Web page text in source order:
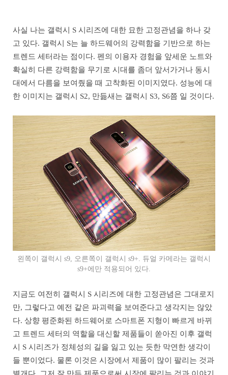
사실 나는 갤럭시 S 시리즈에 대한 묘한 고정관념을 하나 갖
고 있다. 갤럭시 S는 늘 하드웨어의 강력함을 기반으로 하는
트렌드 세터라는 점이다. 펜의 이용자 경험을 앞세운 노트와
확실히 다른 강력함을 무기로 시대를 좀더 앞서가거나 동시
대에서 다름을 보여줬을 때 고착화된 이미지였다. 성능에 대
한 이미지는 갤럭시 S2, 만듦새는 갤럭시 S3, S6쯤 일 것이다.
왼쪽이 갤럭시 s9, 오른쪽이 갤럭시 s9+. 듀얼 카메라는 갤럭시
s9+에만 적용되어 있다.
지금도 여전히 갤럭시 S 시리즈에 대한 고정관념은 그대로지
만, 그렇다고 예전 같은 파괴력을 보여준다고 생각지는 않았
다. 상향 평준화된 하드웨어로 스마트폰 지형이 빠르게 바뀌
고 트렌드 세터의 역할을 대신할 제품들이 쏟아진 이후 갤럭
시 S 시리즈가 정체성의 길을 잃고 있는 듯한 막연한 생각이
들 뿐이었다. 물론 이것은 시장에서 제품이 많이 팔리는 것과
별개다. 그저 잘 만든 제품으로써 시장에 팔리는 것과 이야기